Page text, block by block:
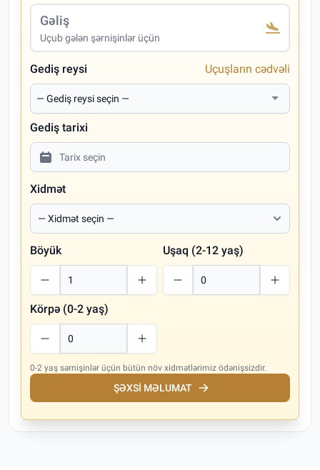
Gəliş
Uçub gələn şərnişinlər üçün
Gediş reysi Uçuşların cədvəli
Gediş tarixi
Xidmət
Böyük Uşaq (2-12 yaş)
Körpə (0-2 yaş)
0-2 yaş sərnişinlər üçün bütün növ xidmətlərimiz ödənişsizdir.
ŞƏXSI MƏLUMAT